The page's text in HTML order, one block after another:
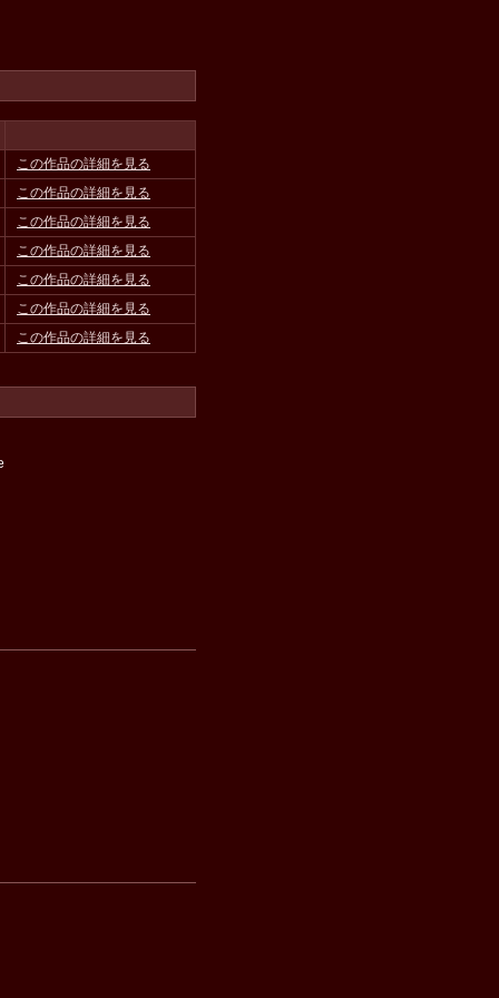
この作品の詳細を見る
この作品の詳細を見る
この作品の詳細を見る
この作品の詳細を見る
この作品の詳細を見る
この作品の詳細を見る
この作品の詳細を見る